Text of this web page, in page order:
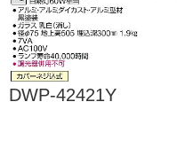
DWP-42421Y